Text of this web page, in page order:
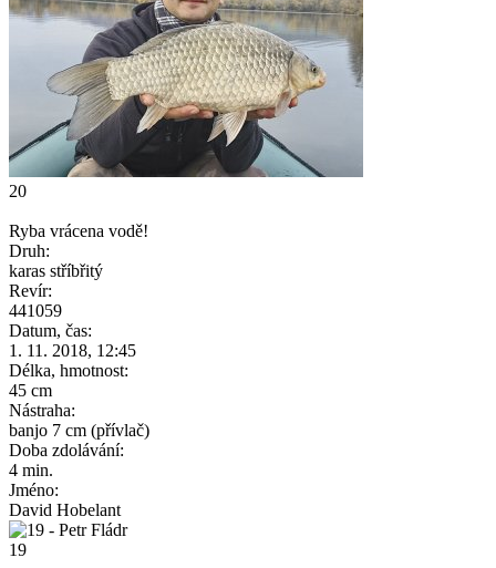
20
Ryba vrácena vodě!
Druh:
karas stříbřitý
Revír:
441059
Datum, čas:
1. 11. 2018, 12:45
Délka, hmotnost:
45 cm
Nástraha:
banjo 7 cm (přívlač)
Doba zdolávání:
4 min.
Jméno:
David Hobelant
19